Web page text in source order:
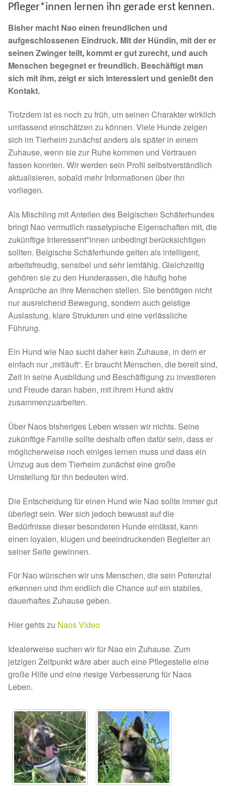
Juli bis Dezember 2022
Januar bis Juni 2022
Spenden 2021
Juli bis Dezember 2021
Fördermitgliedschaft
Tierschutz
Auslandstierschutz
Schutzgebühr
Unsere Notnasen
Notnasen in Deutschland
Notnasen noch im Ausland
Notnasen mit Handicap
Wichtige Gedanken vor der Adoption
Sicherheitsgeschirr
Mittelmeerkrankheiten
Leishmaniose
Qualzucht bei Hunden
Sonderfarben bei Hunden
Ablauf Adoption
Info Broschüre – SALVA Hundehilfe e.V.
Happy End Stories
Regenbogenbrücke
Aktuelles
SALVA News
Kreativprojekte
Unsere Partnertierheime
Partnertierheim La Linea in Spanien
Pfleger*innen lernen ihn gerade erst kennen.
Bisher macht Nao einen freundlichen und
aufgeschlossenen Eindruck. Mit der Hündin, mit der er
seinen Zwinger teilt, kommt er gut zurecht, und auch
Menschen begegnet er freundlich. Beschäftigt man
sich mit ihm, zeigt er sich interessiert und genießt den
Kontakt.
Trotzdem ist es noch zu früh, um seinen Charakter wirklich
umfassend einschätzen zu können. Viele Hunde zeigen
sich im Tierheim zunächst anders als später in einem
Zuhause, wenn sie zur Ruhe kommen und Vertrauen
fassen konnten. Wir werden sein Profil selbstverständlich
aktualisieren, sobald mehr Informationen über ihn
vorliegen.
Als Mischling mit Anteilen des Belgischen Schäferhundes
bringt Nao vermutlich rassetypische Eigenschaften mit, die
zukünftige Interessent*innen unbedingt berücksichtigen
sollten. Belgische Schäferhunde gelten als intelligent,
arbeitsfreudig, sensibel und sehr lernfähig. Gleichzeitig
gehören sie zu den Hunderassen, die häufig hohe
Ansprüche an ihre Menschen stellen. Sie benötigen nicht
nur ausreichend Bewegung, sondern auch geistige
Auslastung, klare Strukturen und eine verlässliche
Führung.
Ein Hund wie Nao sucht daher kein Zuhause, in dem er
einfach nur „mitläuft“. Er braucht Menschen, die bereit sind,
Zeit in seine Ausbildung und Beschäftigung zu investieren
und Freude daran haben, mit ihrem Hund aktiv
zusammenzuarbeiten.
Über Naos bisheriges Leben wissen wir nichts. Seine
zukünftige Familie sollte deshalb offen dafür sein, dass er
möglicherweise noch einiges lernen muss und dass ein
Umzug aus dem Tierheim zunächst eine große
Umstellung für ihn bedeuten wird.
Die Entscheidung für einen Hund wie Nao sollte immer gut
überlegt sein. Wer sich jedoch bewusst auf die
Bedürfnisse dieser besonderen Hunde einlässt, kann
einen loyalen, klugen und beeindruckenden Begleiter an
seiner Seite gewinnen.
Für Nao wünschen wir uns Menschen, die sein Potenzial
erkennen und ihm endlich die Chance auf ein stabiles,
dauerhaftes Zuhause geben.
Hier gehts zu Naos Video
Idealerweise suchen wir für Nao ein Zuhause. Zum
jetzigen Zeitpunkt wäre aber auch eine Pflegestelle eine
große Hilfe und eine riesige Verbesserung für Naos
Leben.